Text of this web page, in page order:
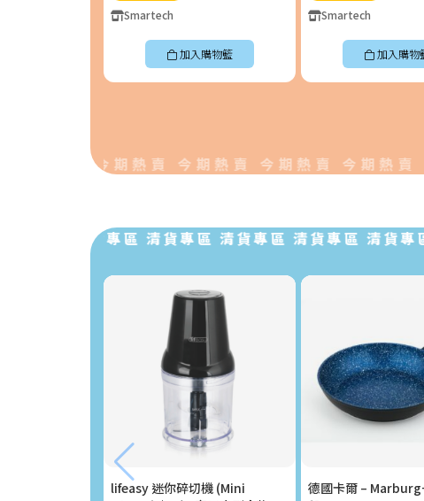
Smartech
加入購物籃
Smartech
加入購物
熱賣 今期熱賣 今期熱賣 今期熱賣 今期熱賣
區 清貨專區 清貨專區 清貨專區 清貨專區 清貨專區
lifeasy 迷你碎切機 (Mini
德國卡爾 –